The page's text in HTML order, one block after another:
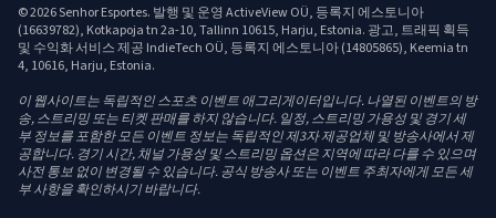
© 2026 Senhor Esportes. 발행 및 운영 ActiveView OÜ, 등록지 에스토니아
(16639782), Kotkapoja tn 2a-10, Tallinn 10615, Harju, Estonia. 광고, 트래픽 획득
및 수익화 서비스 제공 IndieTech OÜ, 등록지 에스토니아 (14805865), Keemia tn
4, 10616, Harju, Estonia.
이 웹사이트는 독립적인 스포츠 이벤트 애그리게이터입니다. 나열된 이벤트의 방
송, 스트리밍 또는 티켓 판매를 하지 않습니다. 일정, 스트리밍 가용성 및 경기 세
부 정보를 포함한 모든 이벤트 정보는 독립적인 제3자 제공업체 및 방송사에서 제
공합니다. 경기 시간, 채널 가용성 및 스트리밍 옵션은 지역에 따라 다를 수 있으며
사전 통보 없이 변경될 수 있습니다. 공식 방송사 또는 이벤트 주최자에게 모든 세
부 사항을 확인하시기 바랍니다.